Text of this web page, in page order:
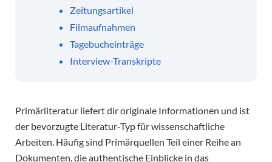
Zeitungsartikel
Filmaufnahmen
Tagebucheinträge
Interview-Transkripte
Primärliteratur liefert dir originale Informationen und ist
der bevorzugte Literatur-Typ für wissenschaftliche
Arbeiten. Häufig sind Primärquellen Teil einer Reihe an
Dokumenten, die authentische Einblicke in das